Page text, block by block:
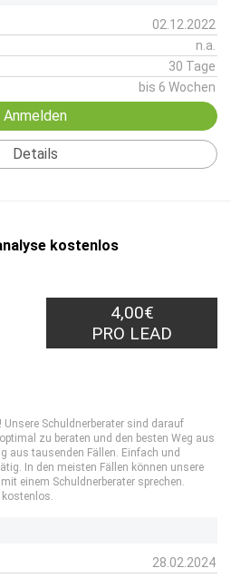
02.12.2022
n.a.
30 Tage
bis 6 Wochen
Anmelden
Details
kostenlos
4,00€
PRO LEAD
Unsere Schuldnerberater sind darauf
zu beraten und den besten Weg aus
aus tausenden Fällen. Einfach und
In den meisten Fällen können unsere
einem Schuldnerberater sprechen.
kostenlos.
28.02.2024